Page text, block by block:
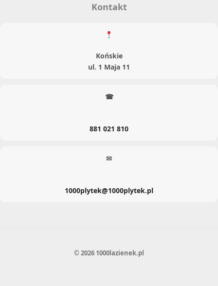
Kontakt
Końskie
ul. 1 Maja 11
☎
881 021 810
✉
1000plytek@1000plytek.pl
© 2026 1000lazienek.pl